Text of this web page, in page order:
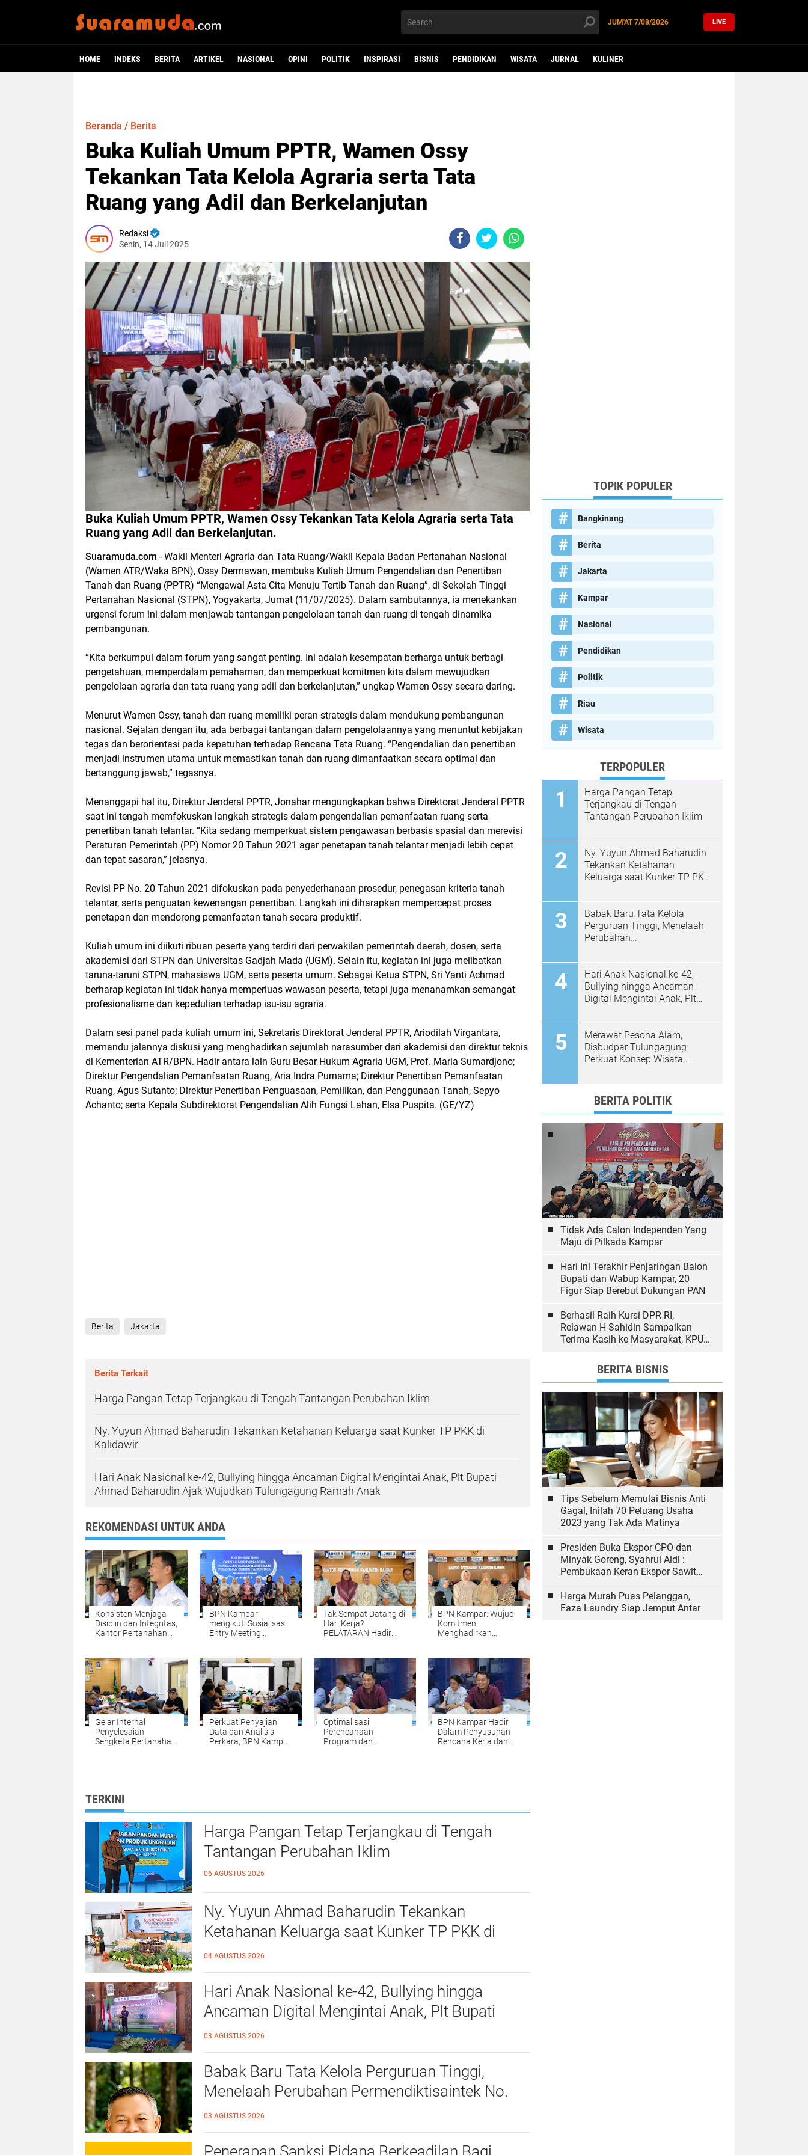
JUM'AT7/08/2026 LIVE
HOME INDEKS BERITA ARTIKEL NASIONAL OPINI POLITIK INSPIRASI BISNIS PENDIDIKAN WISATA JURNAL KULINER
Beranda / Berita
Buka Kuliah Umum PPTR, Wamen Ossy
Tekankan Tata Kelola Agraria serta Tata
Ruang yang Adil dan Berkelanjutan
Redaksi
Senin, 14 Juli 2025
Buka Kuliah Umum PPTR, Wamen Ossy Tekankan Tata Kelola Agraria serta Tata
Ruang yang Adil dan Berkelanjutan.
Suaramuda.com - Wakil Menteri Agraria dan Tata Ruang/Wakil Kepala Badan Pertanahan Nasional
(Wamen ATR/Waka BPN), Ossy Dermawan, membuka Kuliah Umum Pengendalian dan Penertiban
Tanah dan Ruang (PPTR) “Mengawal Asta Cita Menuju Tertib Tanah dan Ruang”, di Sekolah Tinggi
Pertanahan Nasional (STPN), Yogyakarta, Jumat (11/07/2025). Dalam sambutannya, ia menekankan
urgensi forum ini dalam menjawab tantangan pengelolaan tanah dan ruang di tengah dinamika
pembangunan.
“Kita berkumpul dalam forum yang sangat penting. Ini adalah kesempatan berharga untuk berbagi
pengetahuan, memperdalam pemahaman, dan memperkuat komitmen kita dalam mewujudkan
pengelolaan agraria dan tata ruang yang adil dan berkelanjutan,” ungkap Wamen Ossy secara daring.
Menurut Wamen Ossy, tanah dan ruang memiliki peran strategis dalam mendukung pembangunan
nasional. Sejalan dengan itu, ada berbagai tantangan dalam pengelolaannya yang menuntut kebijakan
tegas dan berorientasi pada kepatuhan terhadap Rencana Tata Ruang. “Pengendalian dan penertiban
menjadi instrumen utama untuk memastikan tanah dan ruang dimanfaatkan secara optimal dan
bertanggung jawab,” tegasnya.
Menanggapi hal itu, Direktur Jenderal PPTR, Jonahar mengungkapkan bahwa Direktorat Jenderal PPTR
saat ini tengah memfokuskan langkah strategis dalam pengendalian pemanfaatan ruang serta
penertiban tanah telantar. “Kita sedang memperkuat sistem pengawasan berbasis spasial dan merevisi
Peraturan Pemerintah (PP) Nomor 20 Tahun 2021 agar penetapan tanah telantar menjadi lebih cepat
dan tepat sasaran,” jelasnya.
Revisi PP No. 20 Tahun 2021 difokuskan pada penyederhanaan prosedur, penegasan kriteria tanah
telantar, serta penguatan kewenangan penertiban. Langkah ini diharapkan mempercepat proses
penetapan dan mendorong pemanfaatan tanah secara produktif.
Kuliah umum ini diikuti ribuan peserta yang terdiri dari perwakilan pemerintah daerah, dosen, serta
akademisi dari STPN dan Universitas Gadjah Mada (UGM). Selain itu, kegiatan ini juga melibatkan
taruna-taruni STPN, mahasiswa UGM, serta peserta umum. Sebagai Ketua STPN, Sri Yanti Achmad
berharap kegiatan ini tidak hanya memperluas wawasan peserta, tetapi juga menanamkan semangat
profesionalisme dan kepedulian terhadap isu-isu agraria.
Dalam sesi panel pada kuliah umum ini, Sekretaris Direktorat Jenderal PPTR, Ariodilah Virgantara,
memandu jalannya diskusi yang menghadirkan sejumlah narasumber dari akademisi dan direktur teknis
di Kementerian ATR/BPN. Hadir antara lain Guru Besar Hukum Agraria UGM, Prof. Maria Sumardjono;
Direktur Pengendalian Pemanfaatan Ruang, Aria Indra Purnama; Direktur Penertiban Pemanfaatan
Ruang, Agus Sutanto; Direktur Penertiban Penguasaan, Pemilikan, dan Penggunaan Tanah, Sepyo
Achanto; serta Kepala Subdirektorat Pengendalian Alih Fungsi Lahan, Elsa Puspita. (GE/YZ)
Berita Jakarta
Berita Terkait
Harga Pangan Tetap Terjangkau di Tengah Tantangan Perubahan Iklim
Ny. Yuyun Ahmad Baharudin Tekankan Ketahanan Keluarga saat Kunker TP PKK di
Kalidawir
Hari Anak Nasional ke-42, Bullying hingga Ancaman Digital Mengintai Anak, Plt Bupati
Ahmad Baharudin Ajak Wujudkan Tulungagung Ramah Anak
REKOMENDASI UNTUK ANDA
Konsisten Menjaga
Disiplin dan Integritas,
Kantor Pertanahan
sebagai Penguatan
Budaya Kerja
Organisasi
BPN Kampar
mengikuti Sosialisasi
Entry Meeting
2026 yang
diselenggarakan oleh
Ombudsman RI
Tak Sempat Datang di
Hari Kerja?
PELATARAN Hadir
Tanah Setiap Sabtu
dan Minggu
BPN Kampar: Wujud
Komitmen
Menghadirkan
Mudah, Cepat, dan
Fleksibel
Gelar Internal
Penyelesaian
Sengketa Pertanahan:
Perkuat Penyajian
Data dan Analisis
Perkara, BPN Kampar
Optimalisasi
Perencanaan
Program dan
BPN Kampar Hadir
Dalam Penyusunan
Rencana Kerja dan
TERKINI
Harga Pangan Tetap Terjangkau di Tengah
Tantangan Perubahan Iklim
06 AGUSTUS 2026
Ny. Yuyun Ahmad Baharudin Tekankan
Ketahanan Keluarga saat Kunker TP PKK di
Kalidawir
04 AGUSTUS 2026
Hari Anak Nasional ke-42, Bullying hingga
Ancaman Digital Mengintai Anak, Plt Bupati
Ahmad Baharudin Ajak Wujudkan Tulungagung
Ramah Anak
03 AGUSTUS 2026
Babak Baru Tata Kelola Perguruan Tinggi,
Menelaah Perubahan Permendiktisaintek No.
39/2025 Menjadi No. 10/2026
03 AGUSTUS 2026
TOPIK POPULER
Bangkinang
Berita
Jakarta
Kampar
Nasional
Pendidikan
Politik
Riau
Wisata
TERPOPULER
Harga Pangan Tetap
Terjangkau di Tengah
Tantangan Perubahan Iklim
Ny. Yuyun Ahmad Baharudin
Tekankan Ketahanan
Keluarga saat Kunker TP PKK
Babak Baru Tata Kelola
Perguruan Tinggi, Menelaah
Perubahan
Hari Anak Nasional ke-42,
Bullying hingga Ancaman
Digital Mengintai Anak, Plt
Ramah Anak
Merawat Pesona Alam,
Disbudpar Tulungagung
Perkuat Konsep Wisata
BERITA POLITIK
Tidak Ada Calon Independen Yang
Maju di Pilkada Kampar
Hari Ini Terakhir Penjaringan Balon
Bupati dan Wabup Kampar, 20
Figur Siap Berebut Dukungan PAN
Berhasil Raih Kursi DPR RI,
Relawan H Sahidin Sampaikan
Terima Kasih ke Masyarakat, KPU
BERITA BISNIS
Tips Sebelum Memulai Bisnis Anti
Gagal, Inilah 70 Peluang Usaha
2023 yang Tak Ada Matinya
Presiden Buka Ekspor CPO dan
Minyak Goreng, Syahrul Aidi :
Pembukaan Keran Ekspor Sawit
Harga Murah Puas Pelanggan,
Faza Laundry Siap Jemput Antar